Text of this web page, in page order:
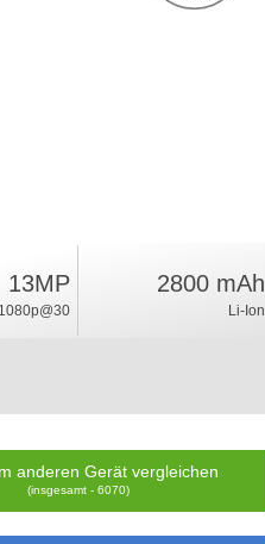
13MP
1080p@30
2800 mAh
Li-Ion
anderen Gerät vergleichen
(insgesamt - 6070)